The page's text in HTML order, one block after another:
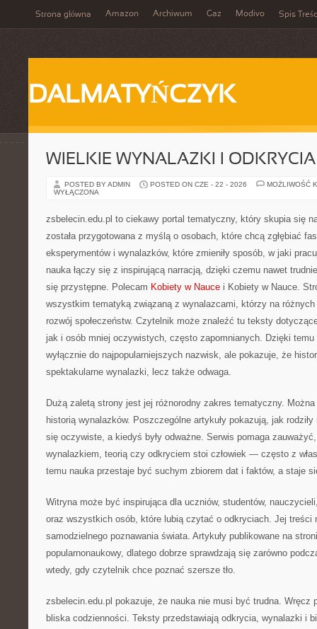
Strona główna Amazon Archiwum Gaz Modivo Spis
DALMATYŃCZYK
WIELKIE WYNALAZKI I ODKRYCIA
POSTED BY ADMIN POSTED ON CZE - 22 - 2026
MOŻLIWOŚĆ
WYŁĄCZONA
zsbelecin.edu.pl to ciekawy portal tematyczny, który skupia się
została przygotowana z myślą o osobach, które chcą zgłębiać
eksperymentów i wynalazków, które zmieniły sposób, w jaki
nauka łączy się z inspirującą narracją, dzięki czemu nawet
się przystępne. Polecam Kobiety w Nauce i Kobiety w Nauce.
wszystkim tematyką związaną z wynalazcami, którzy na różnych
rozwój społeczeństw. Czytelnik może znaleźć tu teksty
jak i osób mniej oczywistych, często zapomnianych. Dzięki
wyłącznie do najpopularniejszych nazwisk, ale pokazuje, że
spektakularne wynalazki, lecz także odwaga.
Dużą zaletą strony jest jej różnorodny zakres tematyczny.
historią wynalazków. Poszczególne artykuły pokazują, jak
się oczywiste, a kiedyś były odważne. Serwis pomaga
wynalazkiem, teorią czy odkryciem stoi człowiek — często z
temu nauka przestaje być suchym zbiorem dat i faktów, a staje
Witryna może być inspirująca dla uczniów, studentów,
oraz wszystkich osób, które lubią czytać o odkryciach. Jej treści
samodzielnego poznawania świata. Artykuły publikowane na
popularnonaukowy, dlatego dobrze sprawdzają się zarówno
wtedy, gdy czytelnik chce poznać szersze tło.
zsbelecin.edu.pl pokazuje, że nauka nie musi być trudna.
bliska codzienności. Teksty przedstawiają odkrycia, wynalazki i